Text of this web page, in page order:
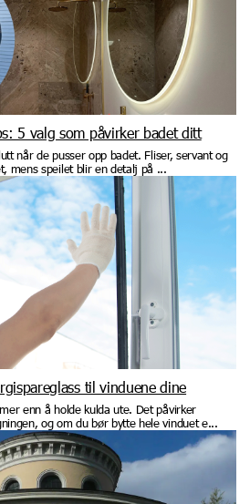
5 valg som påvirker badet ditt
når de pusser opp badet. Fliser, servant og
mens speilet blir en detalj på ...
til vinduene dine
enn å holde kulda ute. Det påvirker
og om du bør bytte hele vinduet e...